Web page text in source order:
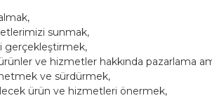
sunmak,
gerçekleştirmek,
ve hizmetler hakkında pazarlama
ve sürdürmek,
ürün ve hizmetleri önermek,